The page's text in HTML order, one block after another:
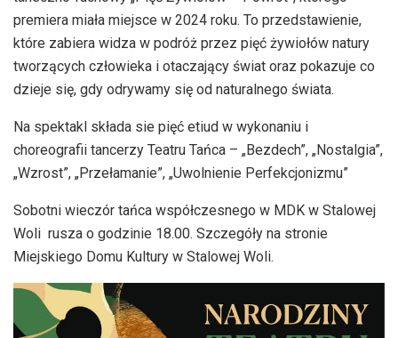
premiera miała miejsce w 2024 roku. To przedstawienie,
które zabiera widza w podróż przez pięć żywiołów natury
tworzących człowieka i otaczający świat oraz pokazuje co
dzieje się, gdy odrywamy się od naturalnego świata.
Na spektakl składa sie pięć etiud w wykonaniu i
choreografii tancerzy Teatru Tańca – „Bezdech”, „Nostalgia”,
„Wzrost”, „Przełamanie”, „Uwolnienie Perfekcjonizmu”
Sobotni wieczór tańca współczesnego w MDK w Stalowej
Woli rusza o godzinie 18.00. Szczegóły na stronie
Miejskiego Domu Kultury w Stalowej Woli.